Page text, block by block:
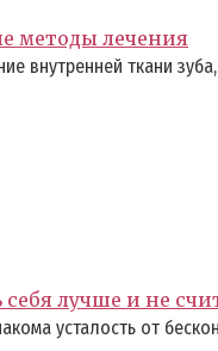
методы лечения
внутренней ткани
лучше и не
усталость от